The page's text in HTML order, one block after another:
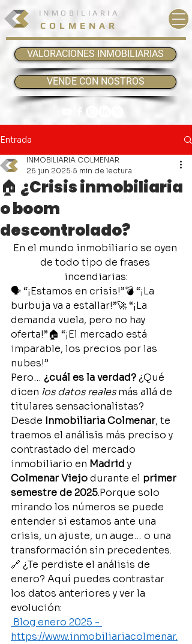
INMOBILIARIA
COLMENAR
VALORACIONES INMOBILIARIAS
VENDE CON NOSTROS
Entrada
🏠 ¿Crisis inmobiliaria
o boom
descontrolado?
INMOBILIARIA COLMENAR
26 jun 2025 5 min de lectura
En el mundo inmobiliario se oyen
de todo tipo de frases
incendiarias:
🗣️ “¡Estamos en crisis!”💣 “¡La
burbuja va a estallar!”🚀 “¡La
demanda vuela, pero no hay
oferta!”🏠 “¡El mercado está
imparable, los precios por las
nubes!”
Pero… ¿cuál es la verdad? ¿Qué
dicen los datos reales más allá de
titulares sensacionalistas?
Desde Inmobiliaria Colmenar, te
traemos el análisis más preciso y
contrastado del mercado
inmobiliario en Madrid y
Colmenar Viejo durante el primer
semestre de 2025.Porque solo
mirando los números se puede
entender si estamos ante una
crisis, un ajuste, un auge… o una
transformación sin precedentes.
🔗 ¿Te perdiste el análisis de
enero? Aquí puedes contrastar
los datos anteriores y ver la
evolución:
Blog enero 2025 -
https://www.inmobiliariacolmenar.